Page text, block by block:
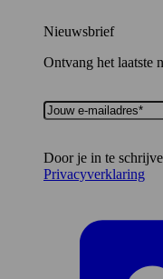
Nieuwsbrief
Ontvang het laatste
Jouw
e-
Door je in te
Privacyverklaring